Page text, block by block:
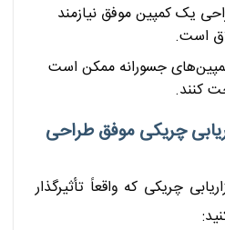
یک کمپین موفق نیازمند
است.
جسورانه ممکن است
کنند.
چریکی موفق طراحی
چریکی که واقعاً تأثیرگذار